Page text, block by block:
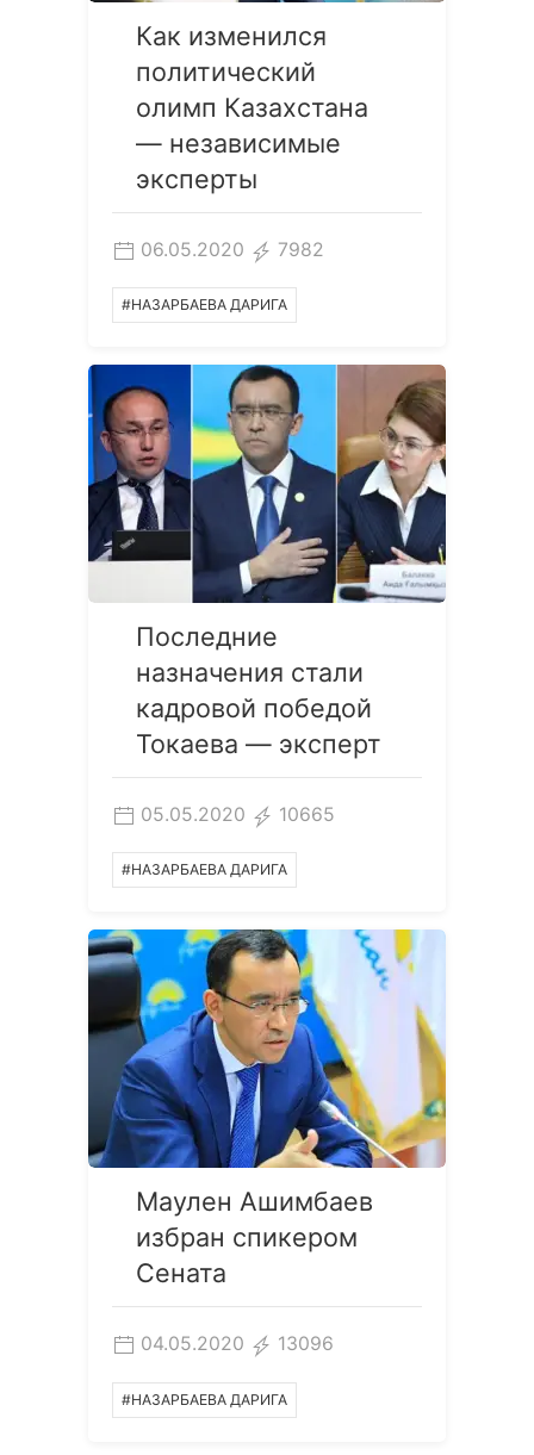
Как изменился
политический
олимп Казахстана
— независимые
эксперты
06.05.2020 7982
#НАЗАРБАЕВА ДАРИГА
Последние
назначения стали
кадровой победой
Токаева — эксперт
05.05.2020 10665
#НАЗАРБАЕВА ДАРИГА
Маулен Ашимбаев
избран спикером
Сената
04.05.2020 13096
#НАЗАРБАЕВА ДАРИГА